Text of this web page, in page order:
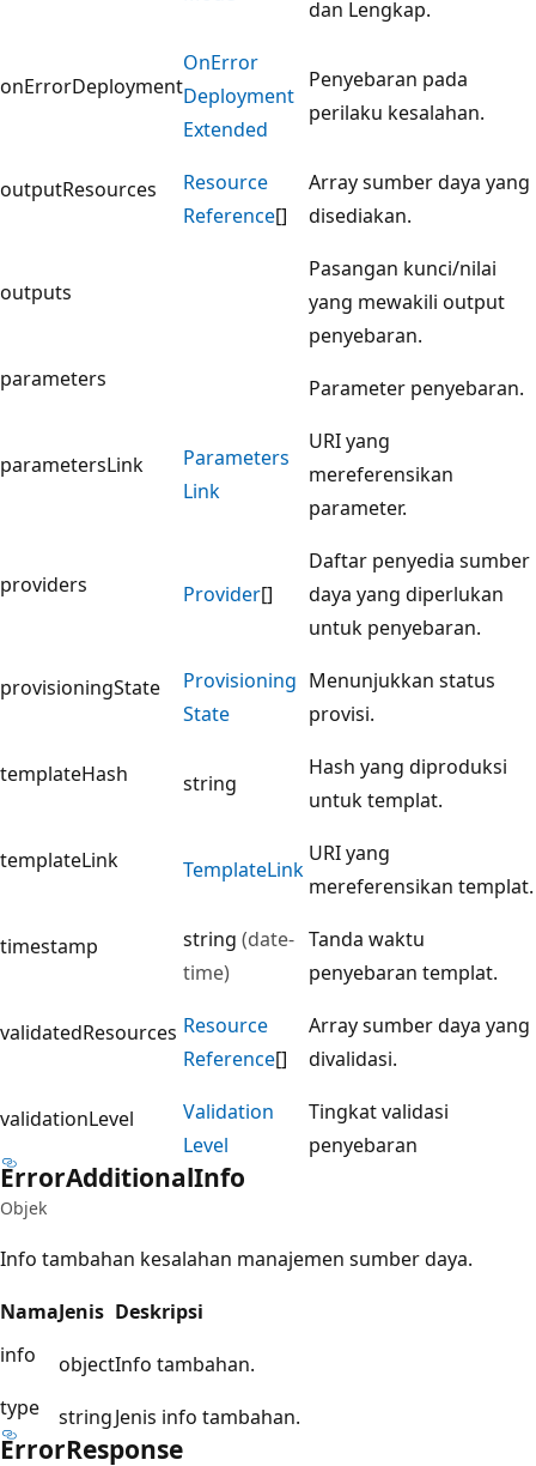
dan Lengkap.
onErrorDeployment
OnError
Deployment
Extended
Penyebaran pada
perilaku kesalahan.
outputResources
Resource
Reference[]
Array sumber daya yang
disediakan.
outputs
Pasangan kunci/nilai
yang mewakili output
penyebaran.
parameters
Parameter penyebaran.
parametersLink
Parameters
Link
URI yang
mereferensikan
parameter.
providers Provider[]
Daftar penyedia sumber
daya yang diperlukan
untuk penyebaran.
provisioningState
Provisioning
State
Menunjukkan status
provisi.
templateHash string
Hash yang diproduksi
untuk templat.
templateLink TemplateLink
URI yang
mereferensikan templat.
timestamp string (date-
time)
Tanda waktu
penyebaran templat.
validatedResources Resource
Reference[]
Array sumber daya yang
divalidasi.
validationLevel
Validation
Level
Tingkat validasi
penyebaran
ErrorAdditionalInfo
Objek
Info tambahan kesalahan manajemen sumber daya.
NamaJenis Deskripsi
info
objectInfo tambahan.
type
stringJenis info tambahan.
ErrorResponse